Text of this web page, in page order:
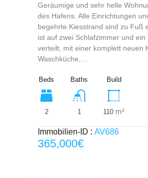
Geräumige und sehr helle
des Hafens. Alle Einrichtungen
begehrte Kiesstrand sind zu Fuß
ist auf zwei Schlafzimmer und ein
verteilt, mit einer komplett neuen
Waschküche,…
Beds
2
Baths
1
Build
110 m²
Immobilien-ID : AV686
365,000€